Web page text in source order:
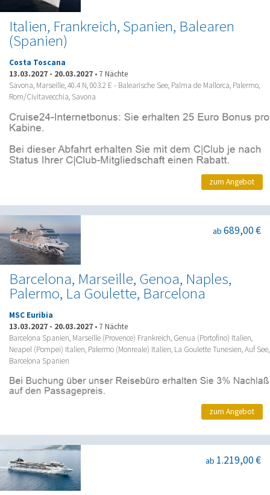
Italien, Frankreich, Spanien, Balearen
(Spanien)
Costa Toscana
13.03.2027 - 20.03.2027 • 7 Nächte
Savona, Marseille, 40.4 N, 003.2 E - Balearische See, Palma de Mallorca, Palermo,
Rom/Civitavecchia, Savona
zum Angebot
Barcelona, Marseille, Genoa, Naples,
Palermo, La Goulette, Barcelona
ab 689,00 €
MSC Euribia
13.03.2027 - 20.03.2027 • 7 Nächte
Barcelona Spanien, Marseille (Provence) Frankreich, Genua (Portofino) Italien,
Neapel (Pompei) Italien, Palermo (Monreale) Italien, La Goulette Tunesien, Auf See,
Barcelona Spanien
zum Angebot
ab 1.219,00 €